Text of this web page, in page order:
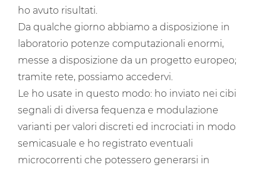
ho avuto risultati.
Da qualche giorno abbiamo a disposizione in
laboratorio potenze computazionali enormi,
messe a disposizione da un progetto europeo;
tramite rete, possiamo accedervi.
Le ho usate in questo modo: ho inviato nei cibi
segnali di diversa fequenza e modulazione
varianti per valori discreti ed incrociati in modo
semicasuale e ho registrato eventuali
microcorrenti che potessero generarsi in